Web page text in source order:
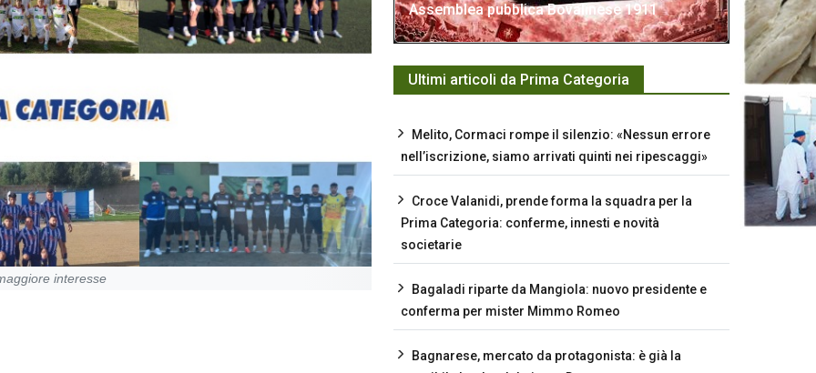
interesse
Assemblea pubblica Bovalinese 1911
Ultimi articoli da Prima Categoria
Melito, Cormaci rompe il silenzio: «Nessun errore
nell’iscrizione, siamo arrivati quinti nei ripescaggi»
Croce Valanidi, prende forma la squadra per la
Prima Categoria: conferme, innesti e novità
societarie
Bagaladi riparte da Mangiola: nuovo presidente e
conferma per mister Mimmo Romeo
Bagnarese, mercato da protagonista: è già la